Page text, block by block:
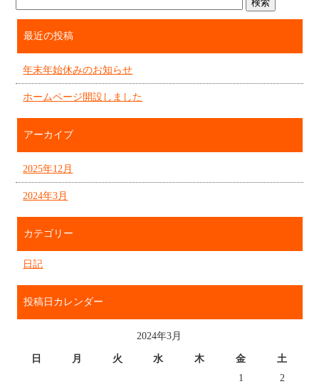
最近の投稿
年末年始休みのお知らせ
ホームページ開設しました
アーカイブ
2025年12月
2024年3月
カテゴリー
日記
投稿日カレンダー
2024年3月
日 月 火 水 木 金
土
1
2